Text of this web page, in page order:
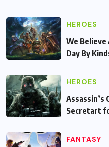
HEROES
We
Day By
HEROES
Assassin’s
Secretart
FANTASY